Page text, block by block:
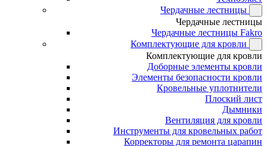
Чердачные лестницы
Чердачные лестницы
Чердачные лестницы Fakro
Комплектующие для кровли
Комплектующие для кровли
Доборные элементы кровли
Элементы безопасности кровли
Кровельные уплотнители
Плоский лист
Дымники
Вентиляция для кровли
Инструменты для кровельных работ
Корректоры для ремонта царапин